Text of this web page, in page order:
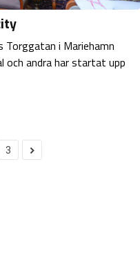
Torggatan i Mariehamn
och andra har startat upp
3